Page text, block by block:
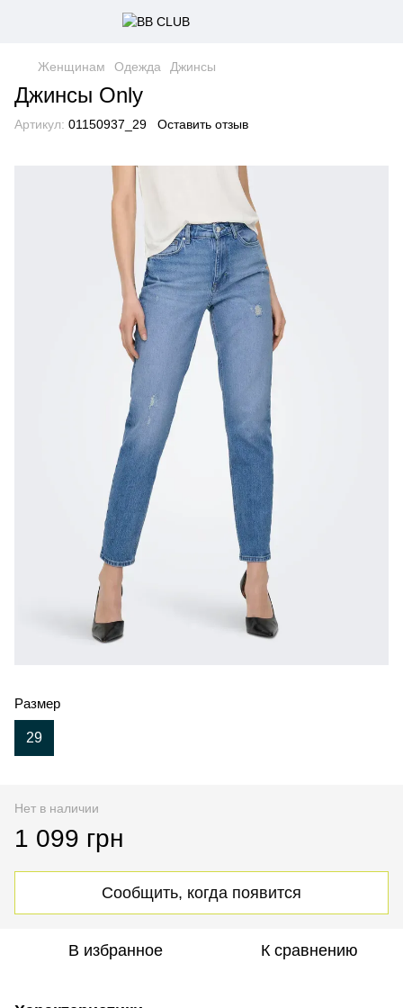
Женщинам Одежда Джинсы
Джинсы Only
Артикул: 01150937_29 Оставить отзыв
Размер
29
Нет в наличии
1 099 грн
Сообщить, когда появится
В избранное К сравнению